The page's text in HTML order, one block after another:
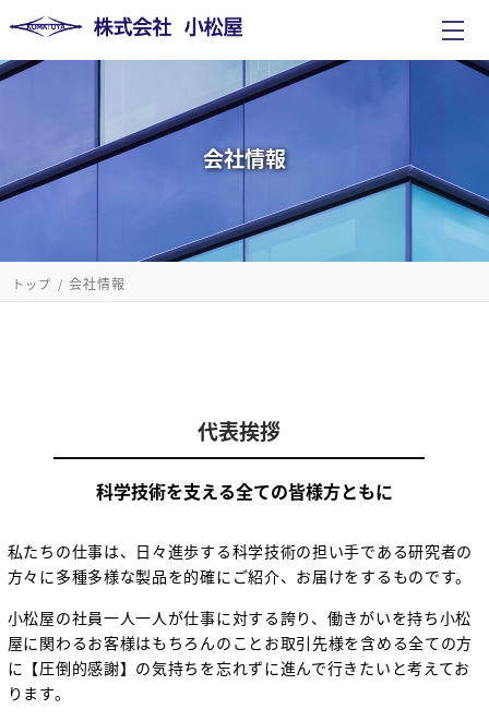
会社情報
トップ 会社情報
代表挨拶
科学技術を支える全ての皆様方ともに
私たちの仕事は、日々進歩する科学技術の担い手である研究者の
方々に多種多様な製品を的確にご紹介、お届けをするものです。
小松屋の社員一人一人が仕事に対する誇り、働きがいを持ち小松
屋に関わるお客様はもちろんのことお取引先様を含める全ての方
に【圧倒的感謝】の気持ちを忘れずに進んで行きたいと考えてお
ります。